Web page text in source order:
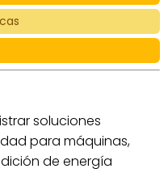
soluciones
para máquinas,
de energía